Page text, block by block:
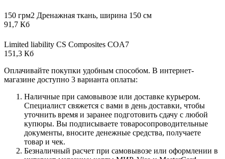
150 грм2 Дренажная ткань, ширина 150 см
91,7 Кб
Limited liability CS Composites COA7
151,3 Кб
Оплачивайте покупки удобным способом. В интернет-
магазине доступно 3 варианта оплаты:
Наличные при самовывозе или доставке курьером.
Специалист свяжется с вами в день доставки, чтобы
уточнить время и заранее подготовить сдачу с любой
купюры. Вы подписываете товаросопроводительные
документы, вносите денежные средства, получаете
товар и чек.
Безналичный расчет при самовывозе или оформлении в